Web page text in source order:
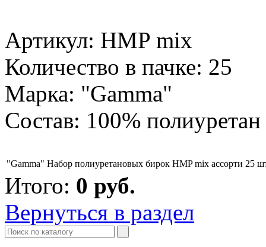
Артикул: HMP mix
Количество в пачке: 25
Марка: "Gamma"
Состав: 100% полиуретан
"Gamma" Набор полиуретановых бирок HMP mix ассорти 25
Итого: 0 руб.
Вернуться в раздел